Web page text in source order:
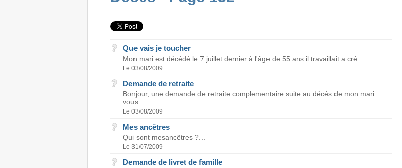
Que vais je toucher
Mon mari est décédé le 7 juillet dernier à l'âge de 55 ans il travaillait a cré...
Le 03/08/2009
Demande de retraite
Bonjour, une demande de retraite complementaire suite au décés de mon mari
vous...
Le 03/08/2009
Mes ancêtres
Qui sont mesancêtres ?...
Le 31/07/2009
Demande de livret de famille